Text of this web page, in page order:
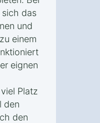
sich das
und
einem
eignen
Platz
den
den